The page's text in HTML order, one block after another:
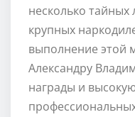
несколько
крупных
выполнение этой
Александру
награды и